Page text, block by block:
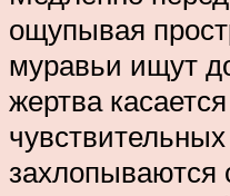
ощупывая
муравьи ищут
жертва
захлопываются